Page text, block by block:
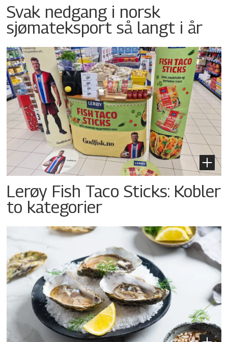
Svak nedgang i norsk
sjømateksport så langt i år
Lerøy Fish Taco Sticks: Kobler
to kategorier